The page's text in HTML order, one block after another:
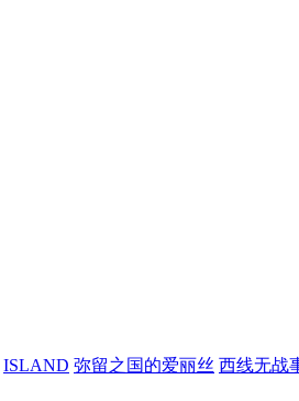
ISLAND 弥留之国的爱丽丝 西线无战